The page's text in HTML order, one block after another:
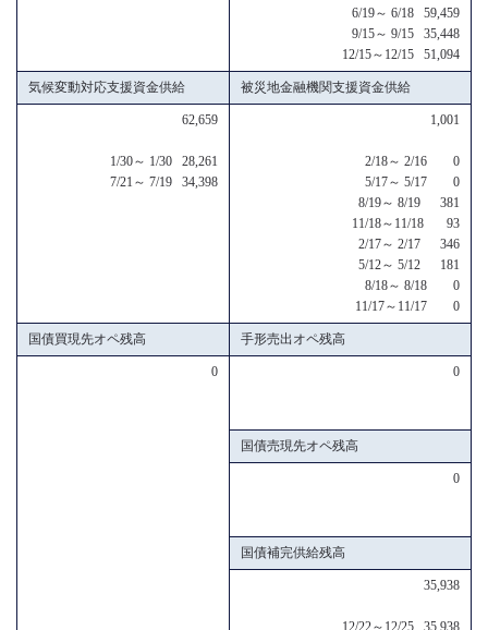
6/19～ 6/18 59,459
9/15～ 9/15 35,448
12/15～12/15 51,094
気候変動対応支援資金供給 被災地金融機関支援資金供給
62,659
1/30～ 1/30 28,261
7/21～ 7/19 34,398
1,001
2/18～ 2/16 0
5/17～ 5/17 0
8/19～ 8/19 381
11/18～11/18 93
2/17～ 2/17 346
5/12～ 5/12 181
8/18～ 8/18 0
11/17～11/17 0
国債買現先オペ残高 手形売出オペ残高
0 0
国債売現先オペ残高
0
国債補完供給残高
35,938
12/22～12/25 35,938